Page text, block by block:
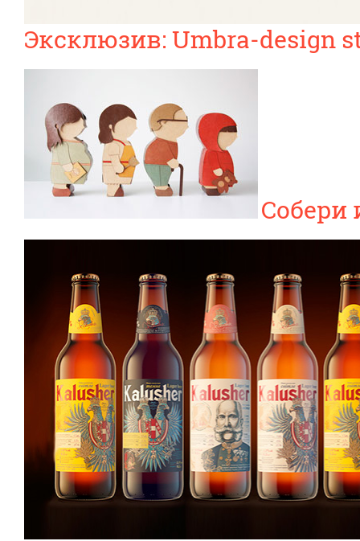
Эксклюзив: Umbra-design
Собери